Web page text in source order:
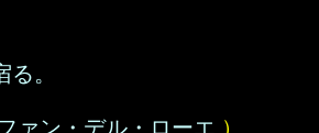
。
ァン・デル・ローエ ）